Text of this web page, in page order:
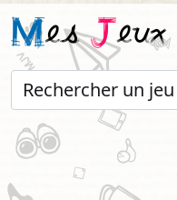
MesJeux